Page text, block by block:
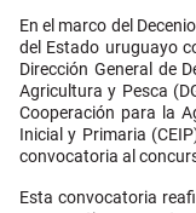
Email
En el marco del
del Estado uruguayo
Dirección General de
Agricultura y Pesca
Cooperación para la
Inicial y Primaria
convocatoria al
Esta convocatoria